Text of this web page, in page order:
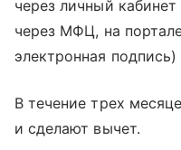
через личный
через МФЦ, на
электронная
В течение трех
и сделают вычет.